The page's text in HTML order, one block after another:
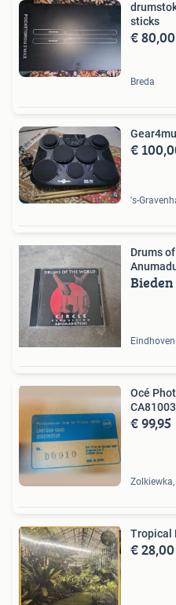
sticks
€ 80,00
Breda
€
's-
Drums
Bieden
Eindhoven
Océ
€ 99,95
Zolkiewka,
Tropical
€ 28,00